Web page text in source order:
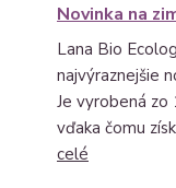
Novinka na
Lana Bio
najvýraznejšie
Je vyrobená zo
vďaka čomu
celé